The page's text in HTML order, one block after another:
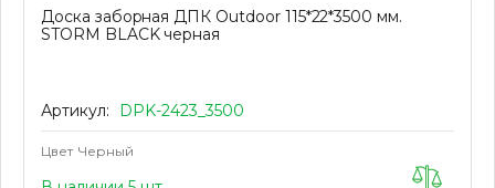
Доска заборная ДПК Outdoor 115*22*3500 мм.
STORM BLACK черная
Артикул: DPK-2423_3500
Цвет Черный